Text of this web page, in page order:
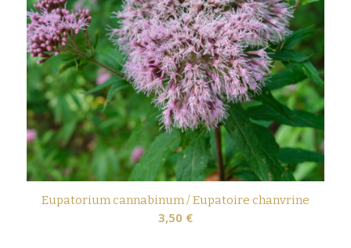
Eupatorium cannabinum / Eupatoire chanvrine
3,50 €